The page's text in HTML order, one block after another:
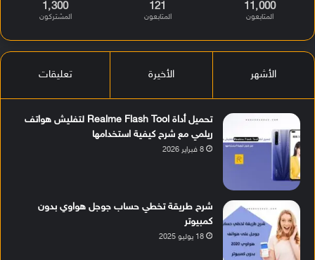
11٬000
المتابعون
121
المتابعون
1٬300
المشتركون
الأشهر الأخيرة تعليقات
تحميل أداة Realme Flash Tool لتفليش هواتف
ريلمي مع شرح كيفية استخدامها
8 فبراير 2026
شرح طريقة تخطي حساب جوجل هواوي بدون
كمبيوتر
18 يوليو 2025